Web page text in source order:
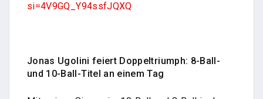
si=4V9GQ_Y94ssfJQXQ
Jonas Ugolini feiert Doppeltriumph: 8-Ball-
und 10-Ball-Titel an einem Tag